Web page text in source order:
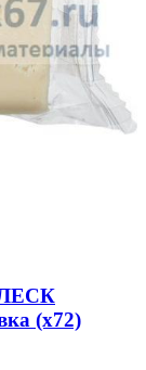
(х72)